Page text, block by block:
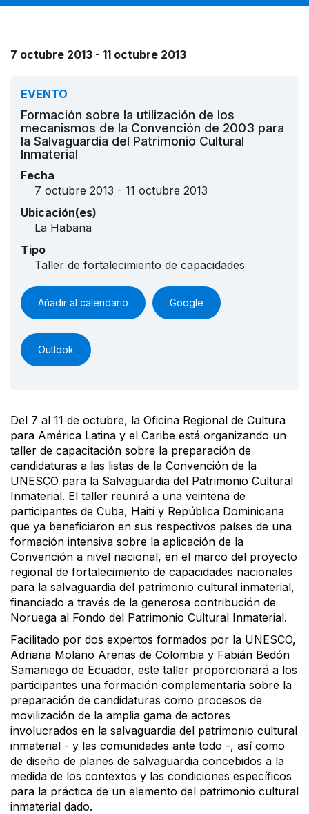
7 octubre 2013 - 11 octubre 2013
EVENTO
Formación sobre la utilización de los
mecanismos de la Convención de 2003 para
la Salvaguardia del Patrimonio Cultural
Inmaterial
Fecha
7 octubre 2013 - 11 octubre 2013
Ubicación(es)
La Habana
Tipo
Taller de fortalecimiento de capacidades
Añadir al calendario Google
Outlook
Del 7 al 11 de octubre, la Oficina Regional de Cultura
para América Latina y el Caribe está organizando un
taller de capacitación sobre la preparación de
candidaturas a las listas de la Convención de la
UNESCO para la Salvaguardia del Patrimonio Cultural
Inmaterial. El taller reunirá a una veintena de
participantes de Cuba, Haití y República Dominicana
que ya beneficiaron en sus respectivos países de una
formación intensiva sobre la aplicación de la
Convención a nivel nacional, en el marco del proyecto
regional de fortalecimiento de capacidades nacionales
para la salvaguardia del patrimonio cultural inmaterial,
financiado a través de la generosa contribución de
Noruega al Fondo del Patrimonio Cultural Inmaterial.
Facilitado por dos expertos formados por la UNESCO,
Adriana Molano Arenas de Colombia y Fabián Bedón
Samaniego de Ecuador, este taller proporcionará a los
participantes una formación complementaria sobre la
preparación de candidaturas como procesos de
movilización de la amplia gama de actores
involucrados en la salvaguardia del patrimonio cultural
inmaterial - y las comunidades ante todo -, así como
de diseño de planes de salvaguardia concebidos a la
medida de los contextos y las condiciones específicos
para la práctica de un elemento del patrimonio cultural
inmaterial dado.